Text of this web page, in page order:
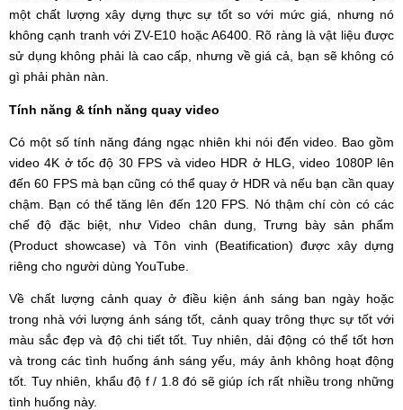
một chất lượng xây dựng thực sự tốt so với mức giá, nhưng nó
không cạnh tranh với ZV-E10 hoặc A6400. Rõ ràng là vật liệu được
sử dụng không phải là cao cấp, nhưng về giá cả, bạn sẽ không có
gì phải phàn nàn.
Tính năng & tính năng quay video
Có một số tính năng đáng ngạc nhiên khi nói đến video. Bao gồm
video 4K ở tốc độ 30 FPS và video HDR ở HLG, video 1080P lên
đến 60 FPS mà bạn cũng có thể quay ở HDR và ​​nếu bạn cần quay
chậm. Bạn có thể tăng lên đến 120 FPS. Nó thậm chí còn có các
chế độ đặc biệt, như Video chân dung, Trưng bày sản phẩm
(Product showcase) và Tôn vinh (Beatification) được xây dựng
riêng cho người dùng YouTube.
Về chất lượng cảnh quay ở điều kiện ánh sáng ban ngày hoặc
trong nhà với lượng ánh sáng tốt, cảnh quay trông thực sự tốt với
màu sắc đẹp và độ chi tiết tốt. Tuy nhiên, dải động có thể tốt hơn
và trong các tình huống ánh sáng yếu, máy ảnh không hoạt động
tốt. Tuy nhiên, khẩu độ f / 1.8 đó sẽ giúp ích rất nhiều trong những
tình huống này.